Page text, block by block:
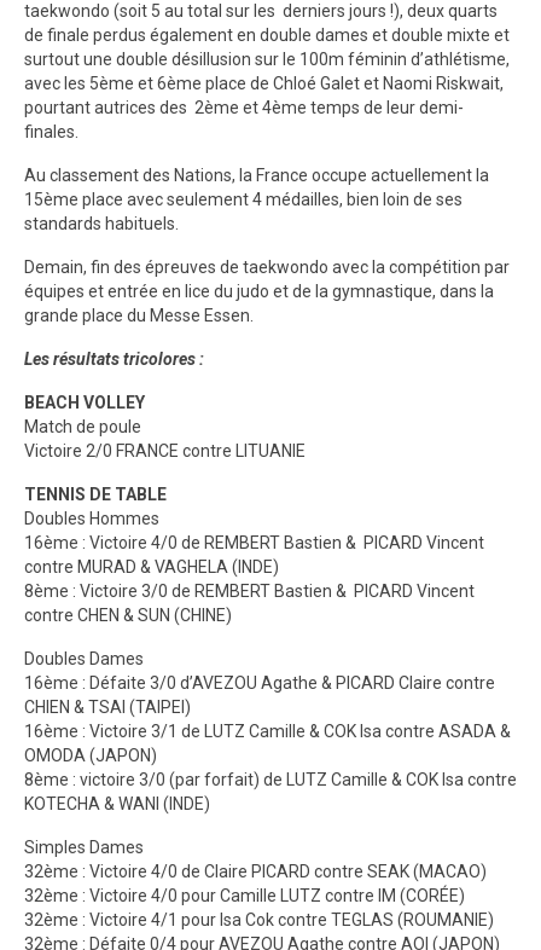
taekwondo (soit 5 au total sur les derniers jours !), deux quarts
de finale perdus également en double dames et double mixte et
surtout une double désillusion sur le 100m féminin d’athlétisme,
avec les 5ème et 6ème place de Chloé Galet et Naomi Riskwait,
pourtant autrices des 2ème et 4ème temps de leur demi-
finales.
Au classement des Nations, la France occupe actuellement la
15ème place avec seulement 4 médailles, bien loin de ses
standards habituels.
Demain, fin des épreuves de taekwondo avec la compétition par
équipes et entrée en lice du judo et de la gymnastique, dans la
grande place du Messe Essen.
Les résultats tricolores :
BEACH VOLLEY
Match de poule
Victoire 2/0 FRANCE contre LITUANIE
TENNIS DE TABLE
Doubles Hommes
16ème : Victoire 4/0 de REMBERT Bastien & PICARD Vincent
contre MURAD & VAGHELA (INDE)
8ème : Victoire 3/0 de REMBERT Bastien & PICARD Vincent
contre CHEN & SUN (CHINE)
Doubles Dames
16ème : Défaite 3/0 d’AVEZOU Agathe & PICARD Claire contre
CHIEN & TSAI (TAIPEI)
16ème : Victoire 3/1 de LUTZ Camille & COK Isa contre ASADA &
OMODA (JAPON)
8ème : victoire 3/0 (par forfait) de LUTZ Camille & COK Isa contre
KOTECHA & WANI (INDE)
Simples Dames
32ème : Victoire 4/0 de Claire PICARD contre SEAK (MACAO)
32ème : Victoire 4/0 pour Camille LUTZ contre IM (CORÉE)
32ème : Victoire 4/1 pour Isa Cok contre TEGLAS (ROUMANIE)
32ème : Défaite 0/4 pour AVEZOU Agathe contre AOI (JAPON)